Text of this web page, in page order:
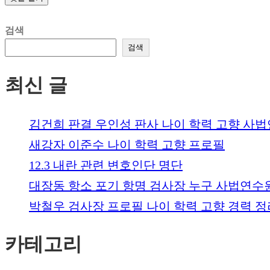
검색
검색
최신 글
김건희 판결 우인성 판사 나이 학력 고향 사법
새강자 이준수 나이 학력 고향 프로필
12.3 내란 관련 변호인단 명단
대장동 항소 포기 항명 검사장 누구 사법연수
박철우 검사장 프로필 나이 학력 고향 경력 정
카테고리